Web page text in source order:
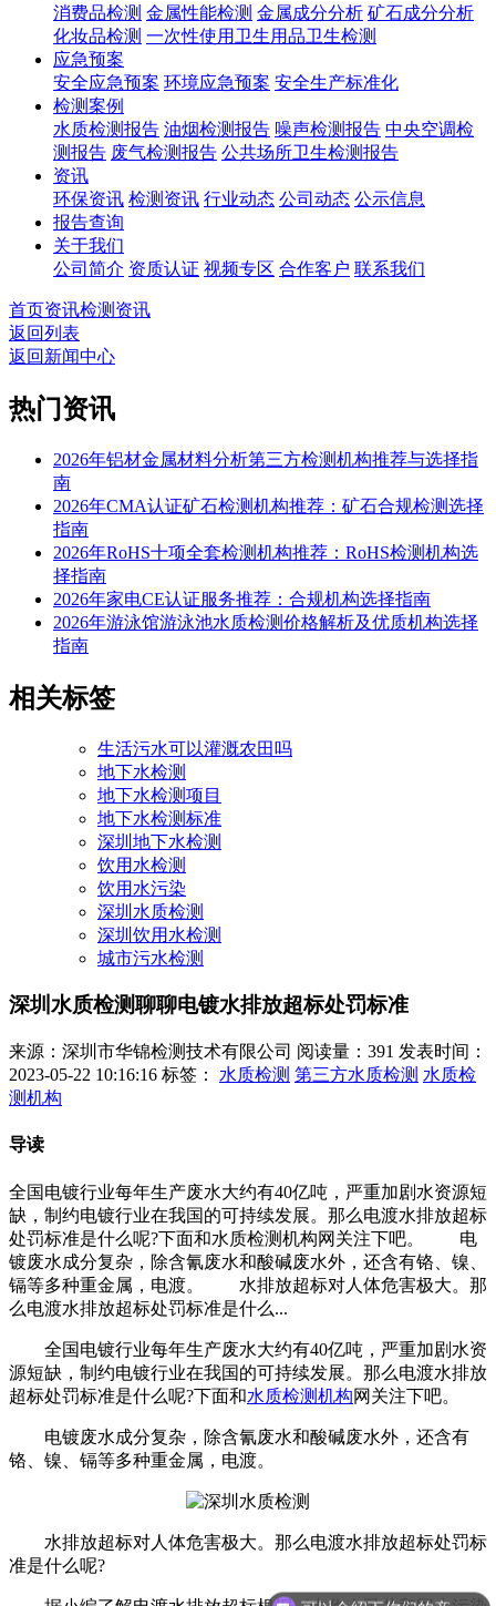
消费品检测 金属性能检测 金属成分分析 矿石成分分析
化妆品检测 一次性使用卫生用品卫生检测
应急预案
安全应急预案 环境应急预案 安全生产标准化
检测案例
水质检测报告 油烟检测报告 噪声检测报告 中央空调检
测报告 废气检测报告 公共场所卫生检测报告
资讯
环保资讯 检测资讯 行业动态 公司动态 公示信息
报告查询
关于我们
公司简介 资质认证 视频专区 合作客户 联系我们
首页资讯检测资讯
返回列表
返回新闻中心
热门资讯
2026年铝材金属材料分析第三方检测机构推荐与选择指
南
2026年CMA认证矿石检测机构推荐：矿石合规检测选择
指南
2026年RoHS十项全套检测机构推荐：RoHS检测机构选
择指南
2026年家电CE认证服务推荐：合规机构选择指南
2026年游泳馆游泳池水质检测价格解析及优质机构选择
指南
相关标签
生活污水可以灌溉农田吗
地下水检测
地下水检测项目
地下水检测标准
深圳地下水检测
饮用水检测
饮用水污染
深圳水质检测
深圳饮用水检测
城市污水检测
深圳水质检测聊聊电镀水排放超标处罚标准
来源：深圳市华锦检测技术有限公司 阅读量：391 发表时间：
2023-05-22 10:16:16 标签： 水质检测 第三方水质检测 水质检
测机构
导读
全国电镀行业每年生产废水大约有40亿吨，严重加剧水资源短
缺，制约电镀行业在我国的可持续发展。那么电渡水排放超标
处罚标准是什么呢?下面和水质检测机构网关注下吧。 电
镀废水成分复杂，除含氰废水和酸碱废水外，还含有铬、镍、
镉等多种重金属，电渡。 水排放超标对人体危害极大。那
么电渡水排放超标处罚标准是什么...
全国电镀行业每年生产废水大约有40亿吨，严重加剧水资
源短缺，制约电镀行业在我国的可持续发展。那么电渡水排放
超标处罚标准是什么呢?下面和水质检测机构网关注下吧。
电镀废水成分复杂，除含氰废水和酸碱废水外，还含有
铬、镍、镉等多种重金属，电渡。
水排放超标对人体危害极大。那么电渡水排放超标处罚标
准是什么呢?